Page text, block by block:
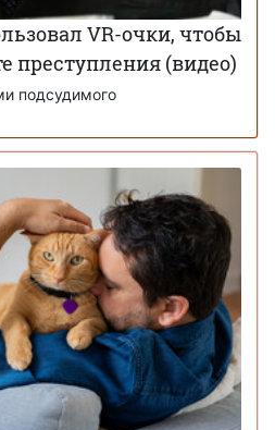
VR-очки, чтобы
преступления (видео)
подсудимого